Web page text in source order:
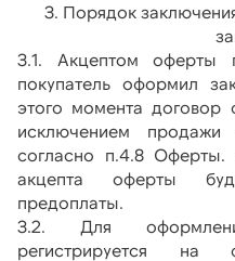
3. Порядок
3.1. Акцептом оферты
покупатель оформил
этого момента договор
исключением продажи
согласно п.4.8
акцепта оферты
предоплаты.
3.2. Для
регистрируется на